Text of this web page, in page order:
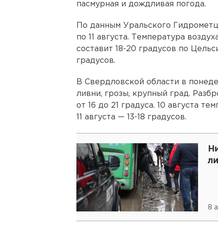
пасмурная и дождливая погода.
По данным Уральского
по 11 августа. Температура
составит 18-20 градусов по
градусов.
В Свердловской области в
ливни, грозы, крупный град.
от 16 до 21 градуса. 10 августа
11 августа — 13-18 градусов.
8